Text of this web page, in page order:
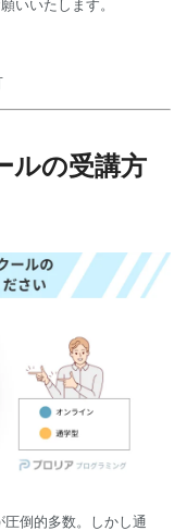
いいたします。
ルの受講方
倒的多数。しかし通